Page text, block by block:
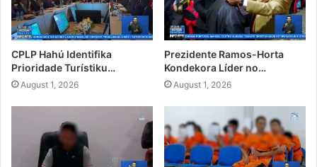
CPLP Hahú Identifika
Prioridade Turístiku…
August 1, 2026
Prezidente Ramos-Horta
Kondekora Líder no…
August 1, 2026